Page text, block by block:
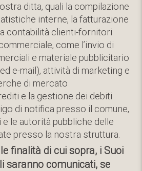
ditta, quali la compilazione
interne, la fatturazione
contabilità clienti-fornitori
come l’invio di
e materiale pubblicitario
e-mail), attività di marketing e
di mercato
e la gestione dei debiti
di notifica presso il comune,
le autorità pubbliche delle
presso la nostra struttura.
finalità di cui sopra, i Suoi
saranno comunicati, se